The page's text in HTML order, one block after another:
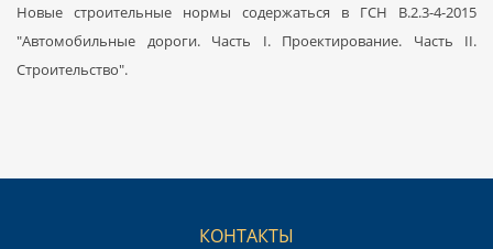
Новые строительные нормы содержаться в ГСН В.2.3-4-2015
"Автомобильные дороги. Часть I. Проектирование. Часть II.
Строительство".
КОНТАКТЫ